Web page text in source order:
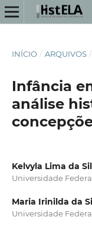
INÍCIO / ARQUIVOS /
Infância
análise
Kelvyla Lima da
Universidade
Maria Irinilda da
Universidade